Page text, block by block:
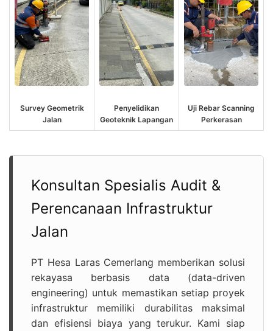
Survey Geometrik
Jalan
Penyelidikan
Geoteknik Lapangan
Uji Rebar Scanning
Perkerasan
Konsultan Spesialis Audit &
Perencanaan Infrastruktur
Jalan
PT Hesa Laras Cemerlang memberikan solusi
rekayasa berbasis data (data-driven
engineering) untuk memastikan setiap proyek
infrastruktur memiliki durabilitas maksimal
dan efisiensi biaya yang terukur. Kami siap